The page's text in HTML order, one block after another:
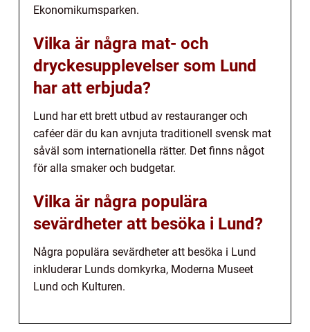
Ekonomikumsparken.
Vilka är några mat- och
dryckesupplevelser som Lund
har att erbjuda?
Lund har ett brett utbud av restauranger och
caféer där du kan avnjuta traditionell svensk mat
såväl som internationella rätter. Det finns något
för alla smaker och budgetar.
Vilka är några populära
sevärdheter att besöka i Lund?
Några populära sevärdheter att besöka i Lund
inkluderar Lunds domkyrka, Moderna Museet
Lund och Kulturen.